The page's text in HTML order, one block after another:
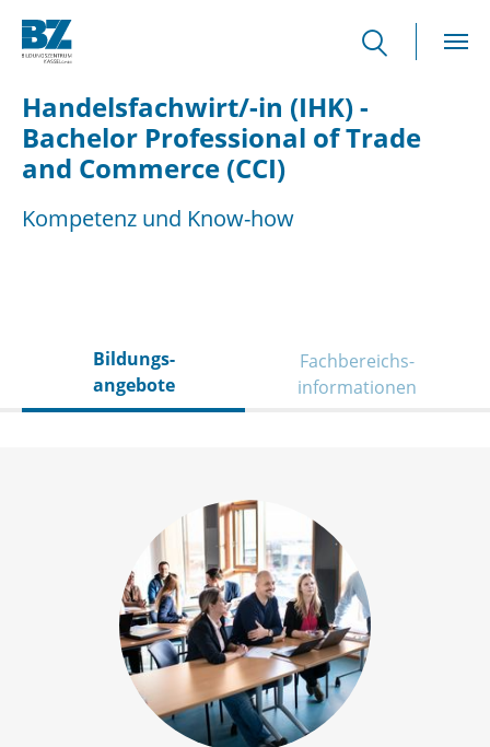
Handelsfachwirt/-in (IHK) -
Bachelor Professional of Trade
and Commerce (CCI)
Kompetenz und Know-how
Bildungs­
angebote
Fachbereichs­
informationen